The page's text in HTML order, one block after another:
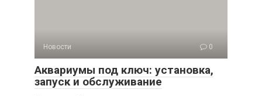
Новости 0
Аквариумы под ключ: установка,
запуск и обслуживание